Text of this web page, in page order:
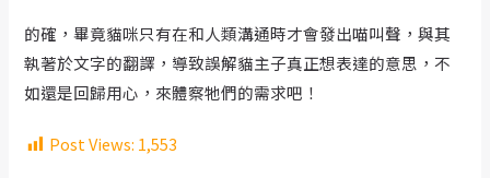
的確，畢竟貓咪只有在和人類溝通時才會發出喵叫聲，與其
執著於文字的翻譯，導致誤解貓主子真正想表達的意思，不
如還是回歸用心，來體察牠們的需求吧！
Post Views: 1,553